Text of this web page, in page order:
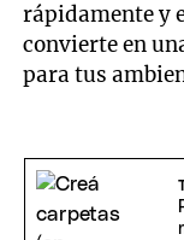
rápidamente y
convierte en
para tus